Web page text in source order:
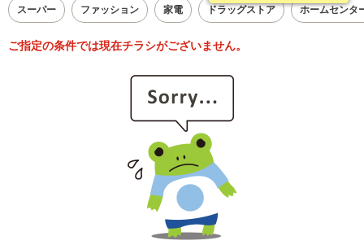
スーパー ファッション 家電 ドラッグストア ホームセンタ
ご指定の条件では現在チラシがございません。